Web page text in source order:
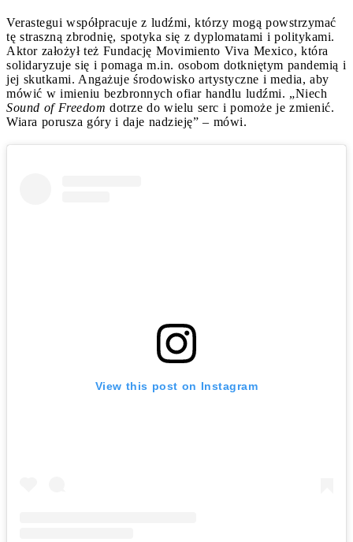
Verastegui współpracuje z ludźmi, którzy mogą powstrzymać
tę straszną zbrodnię, spotyka się z dyplomatami i politykami.
Aktor założył też Fundację Movimiento Viva Mexico, która
solidaryzuje się i pomaga m.in. osobom dotkniętym pandemią i
jej skutkami. Angażuje środowisko artystyczne i media, aby
mówić w imieniu bezbronnych ofiar handlu ludźmi. „Niech
Sound of Freedom dotrze do wielu serc i pomoże je zmienić.
Wiara porusza góry i daje nadzieję” – mówi.
View this post on Instagram